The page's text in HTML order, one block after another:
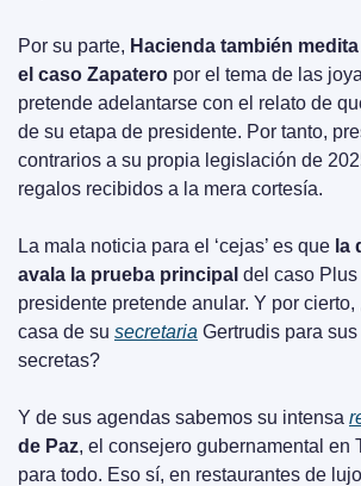
Por su parte, Hacienda también
el caso Zapatero por el tema de las
pretende adelantarse con el relato de
de su etapa de presidente. Por tanto,
contrarios a su propia legislación de
regalos recibidos a la mera cortesía.
La mala noticia para el ‘cejas’ es que la
avala la prueba principal del caso
presidente pretende anular. Y por
casa de su secretaria Gertrudis para
secretas?
Y de sus agendas sabemos su intensa
de Paz, el consejero gubernamental en
para todo. Eso sí, en restaurantes de